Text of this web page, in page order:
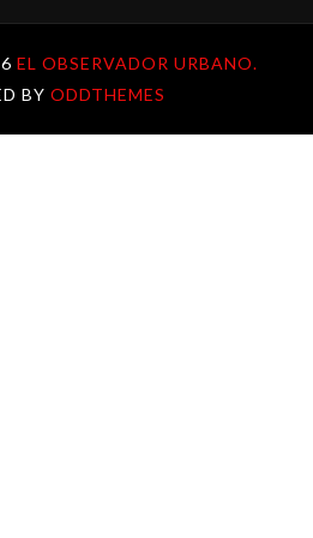
EL OBSERVADOR URBANO.
BY ODDTHEMES